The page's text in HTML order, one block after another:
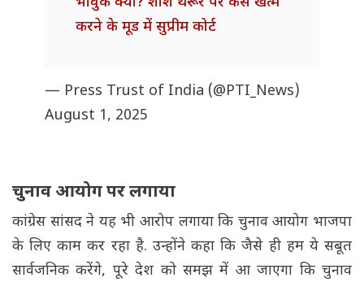
करने के मूड में सुप्रीम कोर्ट
— Press Trust of India (@PTI_News)
August 1, 2025
चुनाव आयोग पर लगाया
कांग्रेस सांसद ने यह भी आरोप लगाया कि चुनाव आयोग भाजपा
के लिए काम कर रहा है. उन्होंने कहा कि जैसे ही हम ये सबूत
सार्वजनिक करेंगे, पूरे देश को समझ में आ जाएगा कि चुनाव